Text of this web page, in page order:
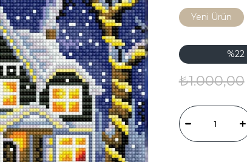
Yeni Ürün
%22
₺1.000,00